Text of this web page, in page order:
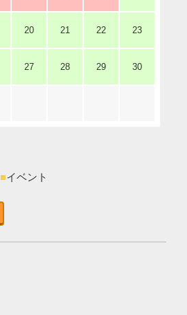
20 21 22 23
27 28 29 30
■イベント